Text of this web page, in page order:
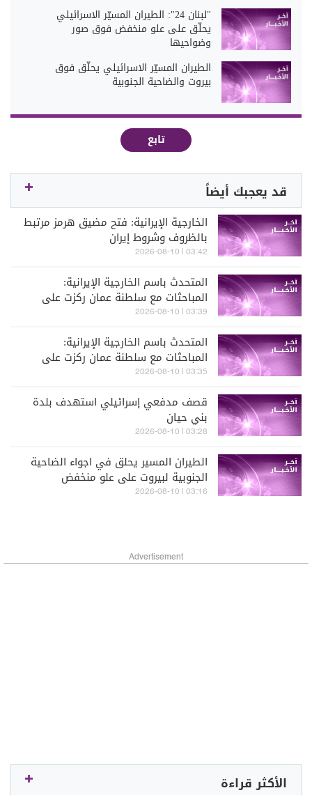
"لبنان 24": الطيران المسيّر الاسرائيلي
يحلّق على علو منخفض فوق صور
وضواحيها
الطيران المسيّر الاسرائيلي يحلّق فوق
بيروت والضاحية الجنوبية
تابع
قد يعجبك أيضاً
الخارجية الإيرانية: فتح مضيق هرمز مرتبط
بالظروف وشروط إيران
03:42 | 2026-08-10
المتحدث باسم الخارجية الإيرانية:
المباحثات مع سلطنة عمان ركزت على
تحديد مسارات العبور في مضيق هرمز
03:39 | 2026-08-10
المتحدث باسم الخارجية الإيرانية:
المباحثات مع سلطنة عمان ركزت على
تحديد مسارات العبور في مضيق هرمز
03:35 | 2026-08-10
قصف مدفعي إسرائيلي استهدف بلدة
بني حيان
03:28 | 2026-08-10
الطيران المسير يحلق في اجواء الضاحية
الجنوبية لبيروت على علو منخفض
03:16 | 2026-08-10
Advertisement
الأكثر قراءة